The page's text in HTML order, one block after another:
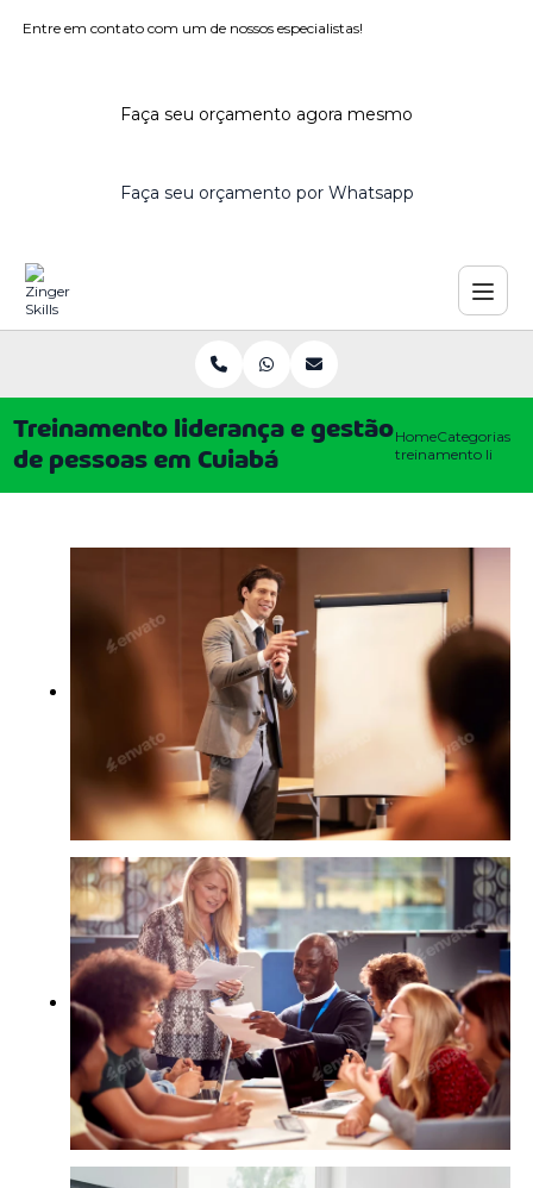
Entre em contato com um de nossos especialistas!
Faça seu orçamento agora mesmo
Faça seu orçamento por Whatsapp
HomeCategorias
treinamento
Treinamento liderança e gestão
de pessoas em Cuiabá